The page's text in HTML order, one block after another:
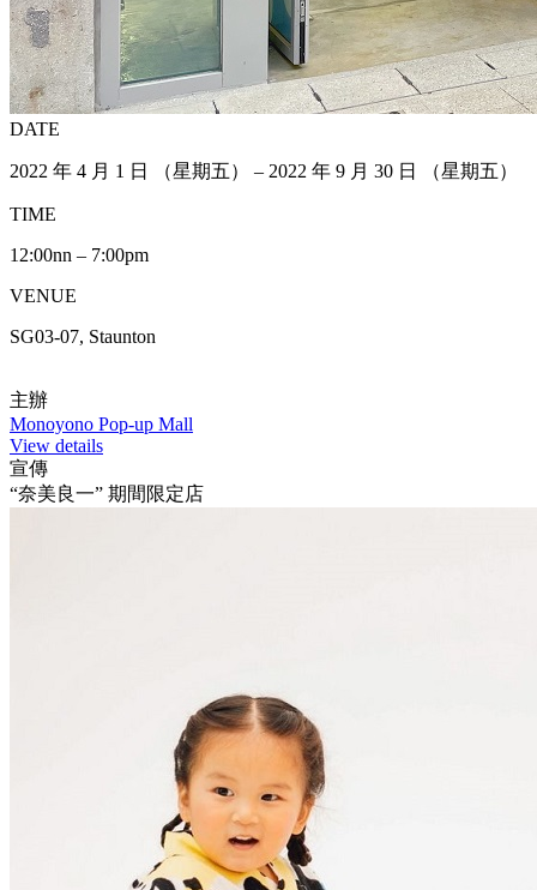
DATE
2022 年 4 月 1 日 （星期五） – 2022 年 9 月 30 日 （星期五）
TIME
12:00nn – 7:00pm
VENUE
SG03-07, Staunton
主辦
Monoyono Pop-up Mall
View details
宣傳
“奈美良一” 期間限定店